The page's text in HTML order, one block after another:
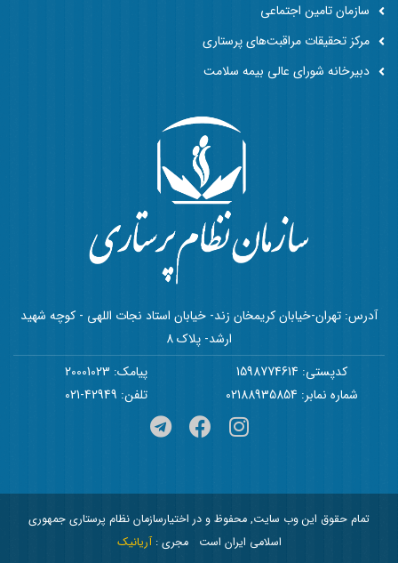
آدرس: تهران-خیابان کریمخان زند- خیابان استاد نجات اللهی - کوچه شهید
ارشد- پلاک 8
کدپستی: 1598774614
پیامک: 20001023
شماره نمابر: 02188935854
تلفن: 42949-021
سازمان تامین اجتماعی
مرکز تحقیقات مراقبت‌های پرستاری
دبیرخانه شورای عالی بیمه سلامت
تمام حقوق این وب سایت, محفوظ و در اختیارسازمان نظام پرستاری جمهوری
اسلامی ایران است
مجری :آریانیک